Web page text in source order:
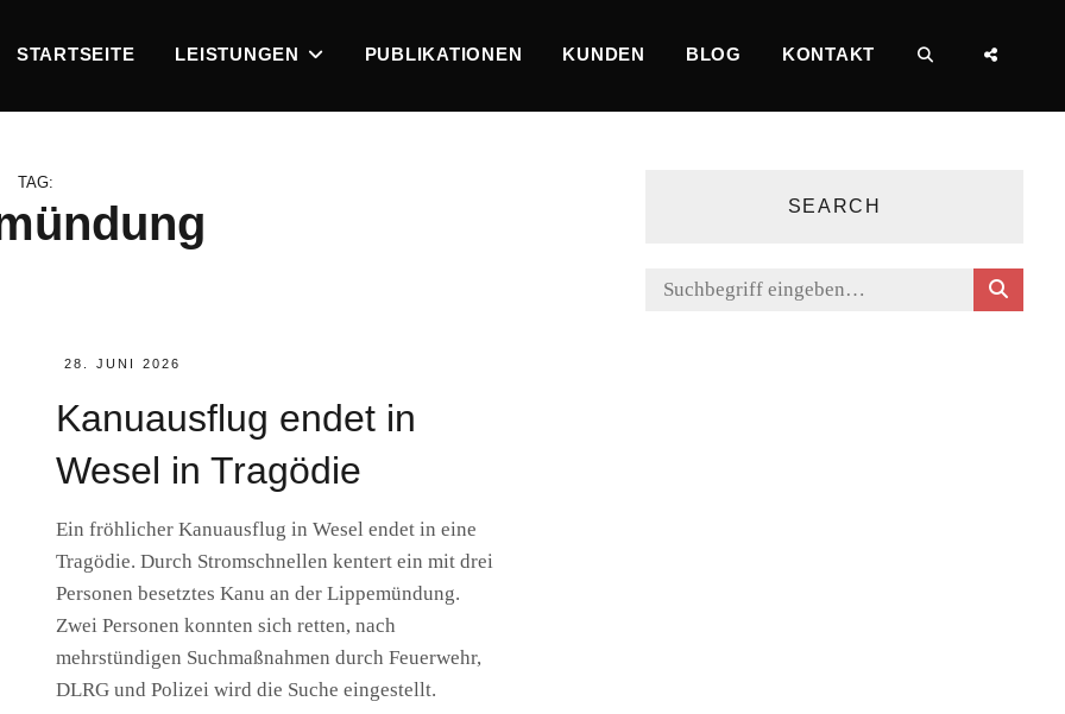
STARTSEITE LEISTUNGEN PUBLIKATIONEN KUNDEN BLOG KONTAKT SEARCH
TAG:
POSTED
28. JUNI 2026
Kanuausflug endet in
Wesel in Tragödie
Ein fröhlicher Kanuausflug in Wesel endet in eine
Tragödie. Durch Stromschnellen kentert ein mit drei
Personen besetztes Kanu an der Lippemündung.
Zwei Personen konnten sich retten, nach
mehrstündigen Suchmaßnahmen durch Feuerwehr,
DLRG und Polizei wird die Suche eingestellt.
SEARCH
Search